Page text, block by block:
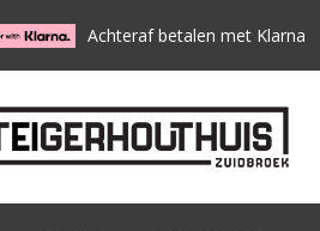
Achteraf betalen met Klarna